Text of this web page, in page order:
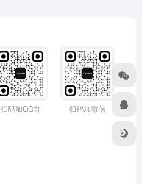
扫码加QQ群 扫码加微信